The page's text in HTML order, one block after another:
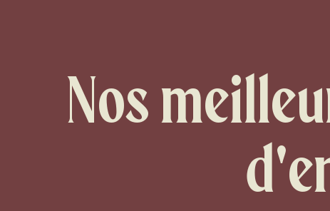
Nos